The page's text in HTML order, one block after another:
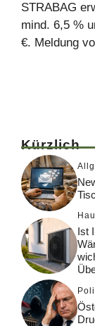
STRABAG
mind. 6,5 %
€. Meldung
Kürzlich
Ist